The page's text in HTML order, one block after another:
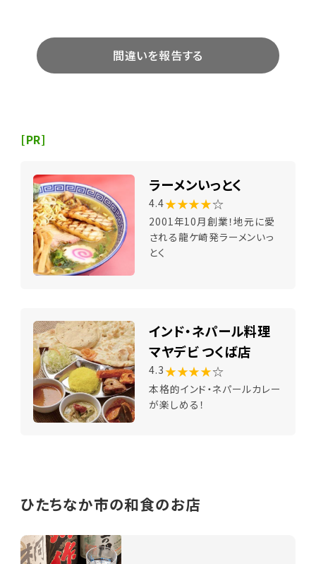
間違いを報告する
[PR]
ラーメンいっとく
4.4★★★★☆
2001年10月創業！地元に愛
される龍ケ崎発ラーメンいっ
とく
インド・ネパール料理
マヤデビ つくば店
4.3 ★★★★☆
本格的インド・ネパールカレー
が楽しめる！
ひたちなか市の和食のお店